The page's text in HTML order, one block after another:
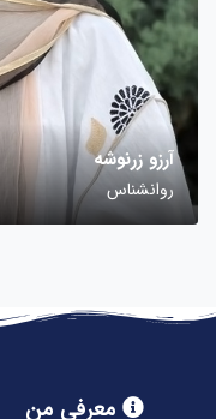
آرزو زرنوشه
روانشناس
معرفی من